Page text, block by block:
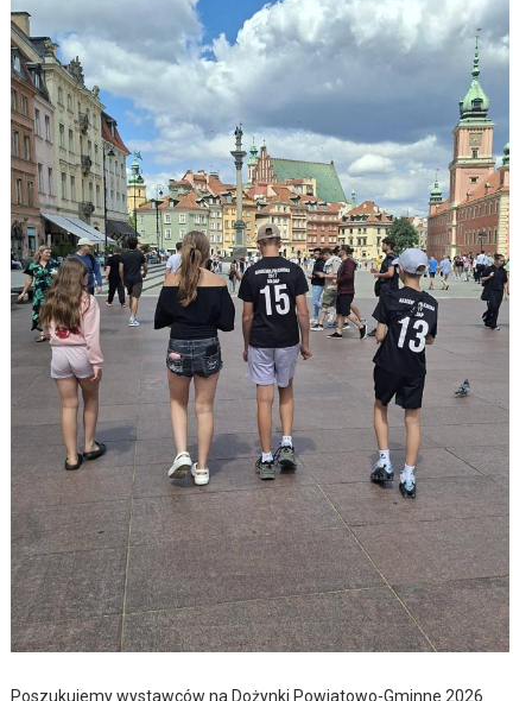
Poszukujemy wystawców na Dożynki Powiatowo-Gminne 2026